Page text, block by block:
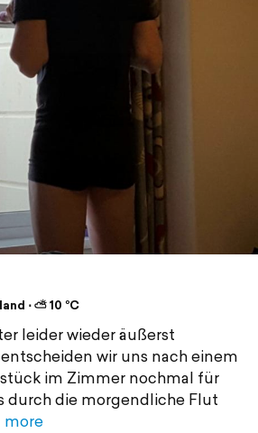
⋅ ⛅ 10 °C
leider wieder äußerst
wir uns nach einem
im Zimmer nochmal für
durch die morgendliche Flut
more